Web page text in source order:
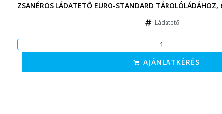
ZSANÉROS LÁDATETŐ EURO-STANDARD
Ládatető
AJÁNLATKÉRÉS